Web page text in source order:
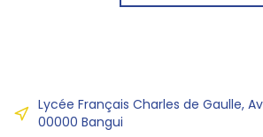
Lycée Français Charles de Gaulle,
00000 Bangui